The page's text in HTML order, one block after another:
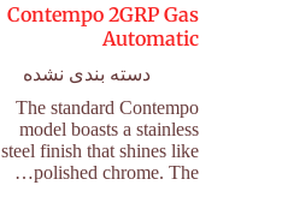
Contempo 2GRP Gas
Automatic
دسته بندی نشده
The standard Contempo
model boasts a stainless
steel finish that shines like
polished chrome. The…